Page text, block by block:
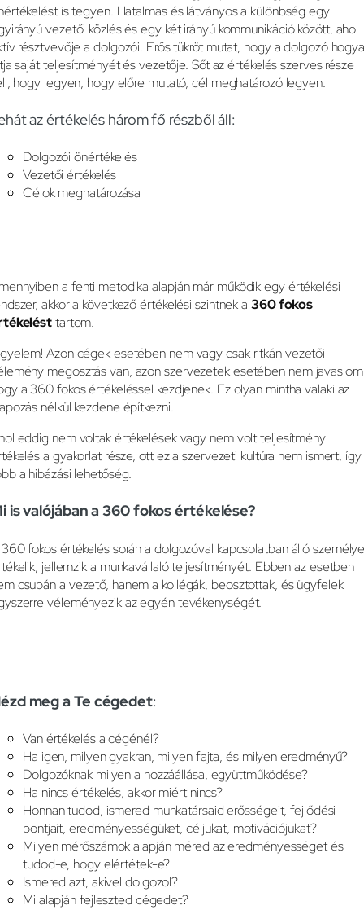
is tegyen. Hatalmas és látványos a különbség egy
vezetői közlés és egy két irányú kommunikáció között, ahol
résztvevője a dolgozói. Erős tükröt mutat, hogy a dolgozó
saját teljesítményét és vezetője. Sőt az értékelés szerves része
hogy legyen, hogy előre mutató, cél meghatározó legyen.
az értékelés három fő részből áll:
Dolgozói önértékelés
Vezetői értékelés
Célok meghatározása
a fenti metodika alapján már működik egy értékelési
akkor a következő értékelési szintnek a 360 fokos
tartom.
Azon cégek esetében nem vagy csak ritkán vezetői
megosztás van, azon szervezetek esetében nem
a 360 fokos értékeléssel kezdjenek. Ez olyan mintha valaki az
nélkül kezdene építkezni.
eddig nem voltak értékelések vagy nem volt teljesítmény
a gyakorlat része, ott ez a szervezeti kultúra nem ismert, így
a hibázási lehetőség.
is valójában a 360 fokos értékelése?
fokos értékelés során a dolgozóval kapcsolatban álló
jellemzik a munkavállaló teljesítményét. Ebben az esetben
csupán a vezető, hanem a kollégák, beosztottak, és ügyfelek
véleményezik az egyén tevékenységét.
meg a Te cégedet:
Van értékelés a cégénél?
Ha igen, milyen gyakran, milyen fajta, és milyen eredményű?
Dolgozóknak milyen a hozzáállása, együttműködése?
Ha nincs értékelés, akkor miért nincs?
Honnan tudod, ismered munkatársaid erősségeit, fejlődési
pontjait, eredményességüket, céljukat, motivációjukat?
Milyen mérőszámok alapján méred az eredményességet és
tudod-e, hogy elértétek-e?
Ismered azt, akivel dolgozol?
Mi alapján fejleszted cégedet?